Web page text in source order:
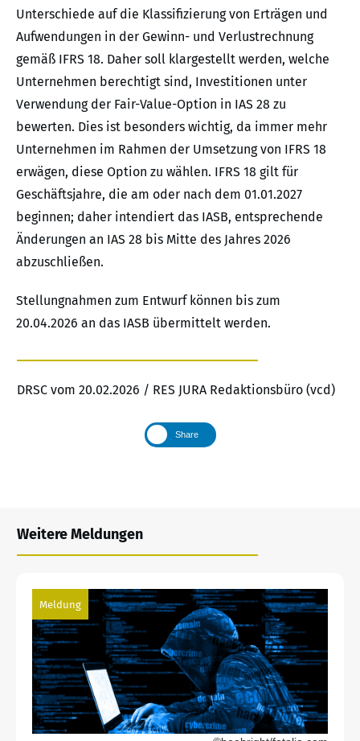
Unterschiede auf die Klassifizierung von Erträgen und
Aufwendungen in der Gewinn- und Verlustrechnung
gemäß IFRS 18. Daher soll klargestellt werden, welche
Unternehmen berechtigt sind, Investitionen unter
Verwendung der Fair-Value-Option in IAS 28 zu
bewerten. Dies ist besonders wichtig, da immer mehr
Unternehmen im Rahmen der Umsetzung von IFRS 18
erwägen, diese Option zu wählen. IFRS 18 gilt für
Geschäftsjahre, die am oder nach dem 01.01.2027
beginnen; daher intendiert das IASB, entsprechende
Änderungen an IAS 28 bis Mitte des Jahres 2026
abzuschließen.
Stellungnahmen zum Entwurf können bis zum
20.04.2026 an das IASB übermittelt werden.
DRSC vom 20.02.2026 / RES JURA Redaktionsbüro (vcd)
Share
Weitere Meldungen
Meldung